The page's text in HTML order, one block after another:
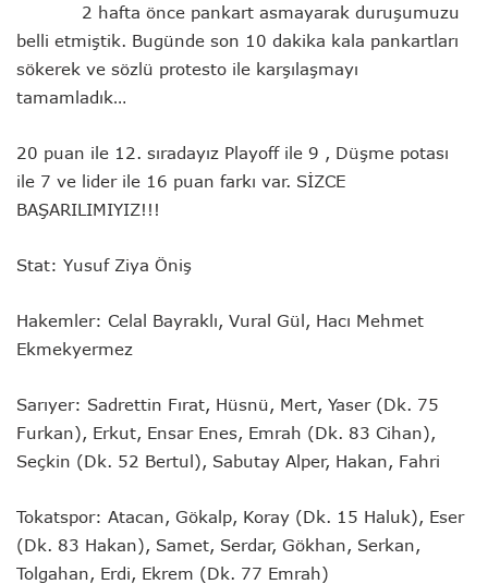
2 hafta önce pankart asmayarak duruşumuzu
belli etmiştik. Bugünde son 10 dakika kala pankartları
sökerek ve sözlü protesto ile karşılaşmayı
tamamladık…
20 puan ile 12. sıradayız Playoff ile 9 , Düşme potası
ile 7 ve lider ile 16 puan farkı var. SİZCE
BAŞARILIMIYIZ!!!
Stat: Yusuf Ziya Öniş
Hakemler: Celal Bayraklı, Vural Gül, Hacı Mehmet
Ekmekyermez
Sarıyer: Sadrettin Fırat, Hüsnü, Mert, Yaser (Dk. 75
Furkan), Erkut, Ensar Enes, Emrah (Dk. 83 Cihan),
Seçkin (Dk. 52 Bertul), Sabutay Alper, Hakan, Fahri
Tokatspor: Atacan, Gökalp, Koray (Dk. 15 Haluk), Eser
(Dk. 83 Hakan), Samet, Serdar, Gökhan, Serkan,
Tolgahan, Erdi, Ekrem (Dk. 77 Emrah)